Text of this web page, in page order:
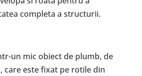
completa a structurii.
un mic obiect de plumb, de
care este fixat pe rotile din